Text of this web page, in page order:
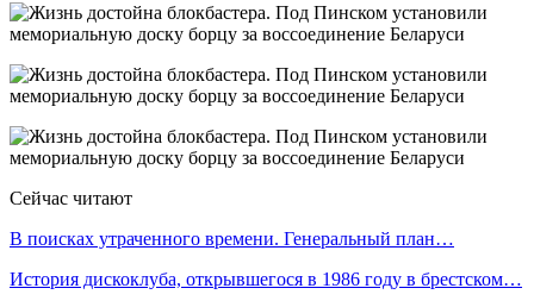
Сейчас читают
В поисках утраченного времени. Генеральный план…
История дискоклуба, открывшегося в 1986 году в брестском…